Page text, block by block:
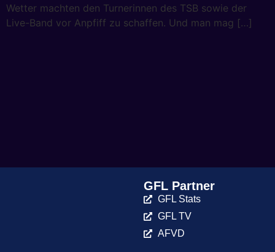
Wetter machten den Turnerinnen des TSB sowie der
Live-Band vor Anpfiff zu schaffen. Und man mag […]
GFL Partner
GFL Stats
GFL TV
AFVD